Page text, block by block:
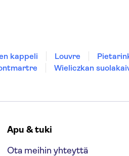
kappeli Louvre
Wieliczkan
Apu & tuki
Ota meihin yhteyttä